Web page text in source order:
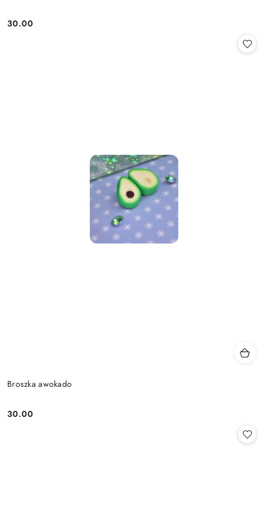
Cena:
30.00
Broszka awokado
Cena:
30.00